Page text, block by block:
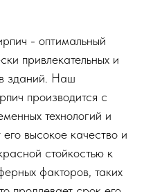
- оптимальный
привлекательных и
зданий. Наш
производится с
технологий и
высокое качество и
стойкостью к
факторов, таких